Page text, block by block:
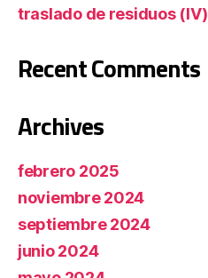
traslado de residuos (IV)
Recent Comments
Archives
febrero 2025
noviembre 2024
septiembre 2024
junio 2024